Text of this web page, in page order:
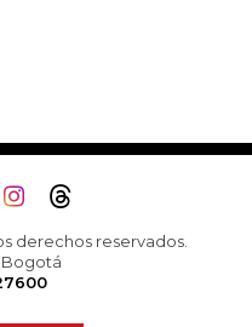
derechos reservados.
Bogotá